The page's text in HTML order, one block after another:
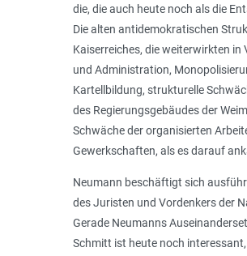
die, die auch heute noch als die
Die alten antidemokratischen
Kaiserreiches, die weiterwirkten
und Administration,
Kartellbildung, strukturelle
des Regierungsgebäudes der
Schwäche der organisierten
Gewerkschaften, als es darauf
Neumann beschäftigt sich
des Juristen und Vordenkers der
Gerade Neumanns
Schmitt ist heute noch